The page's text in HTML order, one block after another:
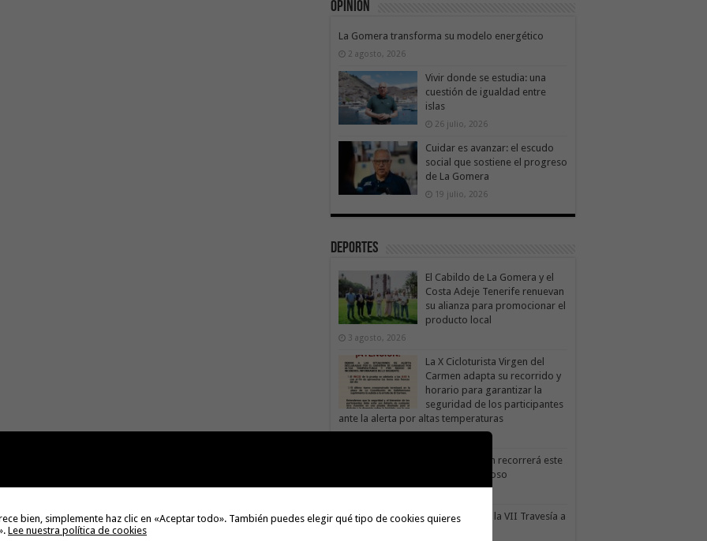
Opinión
La Gomera transforma su modelo energético
2 agosto, 2026
Vivir donde se estudia: una
cuestión de igualdad entre
islas
26 julio, 2026
Cuidar es avanzar: el escudo
social que sostiene el progreso
de La Gomera
19 julio, 2026
Deportes
El Cabildo de La Gomera y el
Costa Adeje Tenerife renuevan
su alianza para promocionar el
producto local
3 agosto, 2026
La X Cicloturista Virgen del
Carmen adapta su recorrido y
horario para garantizar la
seguridad de los participantes
ante la alerta por altas temperaturas
La X Cicloturista Virgen del Carmen recorrerá este
sábado los paisajes de Vallehermoso
Valle Gran Rey acoge este sábado la VII Travesía a
bien, simplemente haz clic en «Aceptar todo». También puedes elegir qué tipo de cookies quieres
Lee nuestra política de cookies